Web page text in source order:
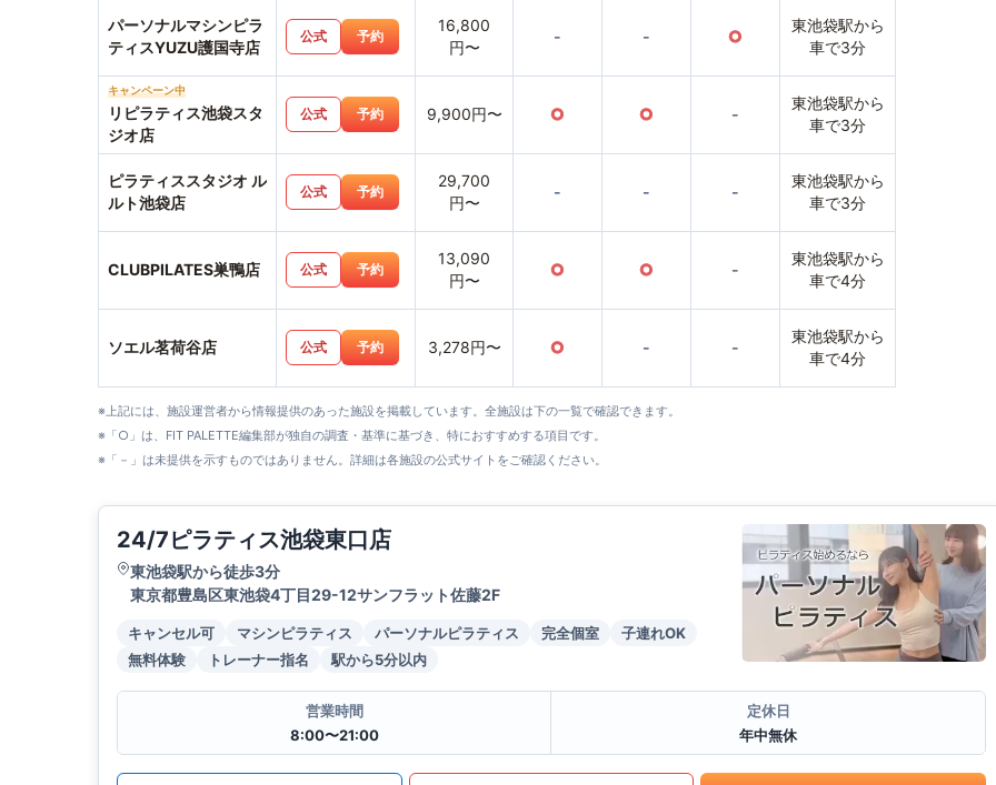
パーソナルマシンピラ
ティスYUZU護国寺店
公式 予約
16,800
円〜
- - ○
東池袋駅から
車で3分
キャンペーン中
リピラティス池袋スタ
ジオ店
公式 予約 9,900円〜 ○ ○ -
東池袋駅から
車で3分
ピラティススタジオ ル
ルト池袋店
公式 予約
29,700
円〜
- - -
東池袋駅から
車で3分
CLUBPILATES巣鴨店 公式 予約
13,090
円〜
○ ○ -
東池袋駅から
車で4分
ソエル茗荷谷店 公式 予約 3,278円〜 ○ - -
東池袋駅から
車で4分
※上記には、施設運営者から情報提供のあった施設を掲載しています。全施設は下の一覧で確認できます。
※「○」は、FIT PALETTE編集部が独自の調査・基準に基づき、特におすすめする項目です。
※「－」は未提供を示すものではありません。詳細は各施設の公式サイトをご確認ください。
24/7ピラティス池袋東口店
東池袋駅から徒歩3分
東京都豊島区東池袋4丁目29-12サンフラット佐藤2F
キャンセル可 マシンピラティス パーソナルピラティス 完全個室
子連れOK
無料体験
トレーナー指名 駅から5分以内
営業時間
8:00〜21:00
定休日
年中無休